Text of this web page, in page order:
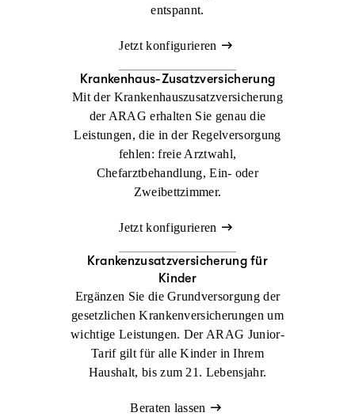
entspannt.
Jetzt konfigurieren
Krankenhaus-Zusatzversicherung
Mit der Krankenhauszusatzversicherung
der ARAG erhalten Sie genau die
Leistungen, die in der Regelversorgung
fehlen: freie Arztwahl,
Chefarztbehandlung, Ein- oder
Zweibettzimmer.
Jetzt konfigurieren
Krankenzusatz­versicherung für
Kinder
Ergänzen Sie die Grundversorgung der
gesetzlichen Krankenversicherungen um
wichtige Leistungen. Der ARAG Junior-
Tarif gilt für alle Kinder in Ihrem
Haushalt, bis zum 21. Lebensjahr.
Beraten lassen